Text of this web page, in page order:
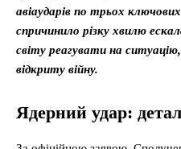
авіаударів по трьох
спричинило різку хвилю
світу реагувати на
відкриту війну.
Ядерний удар: